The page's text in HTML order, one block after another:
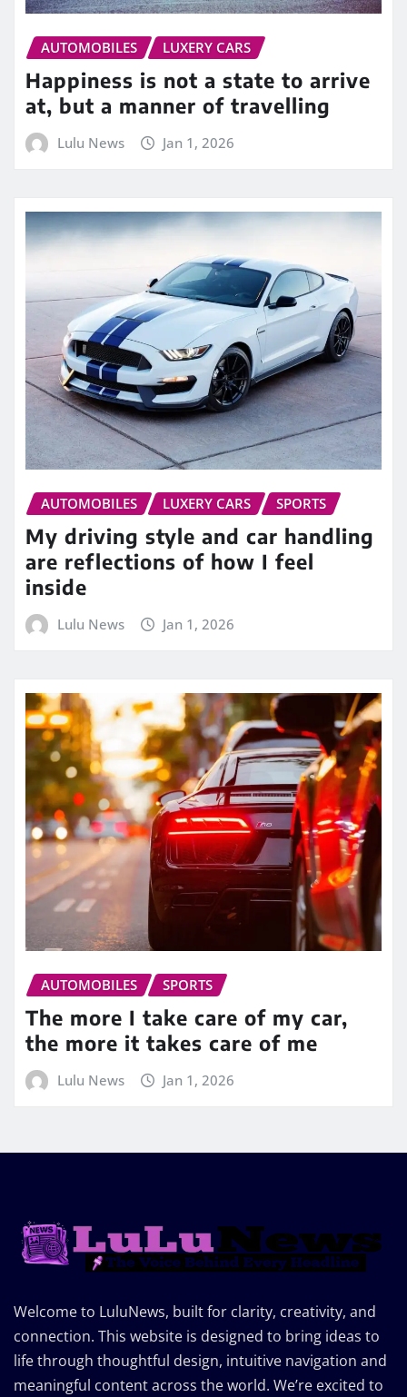
AUTOMOBILES LUXERY CARS
Happiness is not a state to arrive
at, but a manner of travelling
Lulu News Jan 1, 2026
AUTOMOBILES LUXERY CARS SPORTS
My driving style and car handling
are reflections of how I feel
inside
Lulu News Jan 1, 2026
AUTOMOBILES SPORTS
The more I take care of my car,
the more it takes care of me
Lulu News Jan 1, 2026
Welcome to LuluNews, built for clarity, creativity, and
connection. This website is designed to bring ideas to
life through thoughtful design, intuitive navigation and
meaningful content across the world. We’re excited to